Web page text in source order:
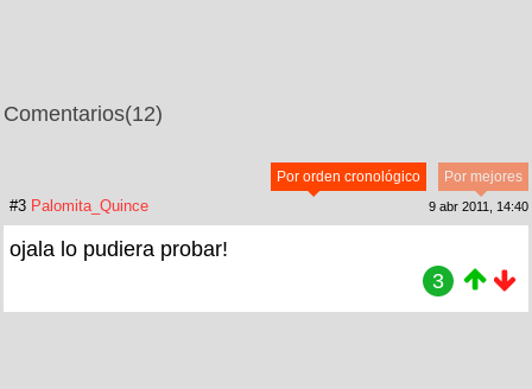
Comentarios(12)
Por mejores
Por orden cronológico
#3 Palomita_Quince 9 abr 2011, 14:40
ojala lo pudiera probar!
3